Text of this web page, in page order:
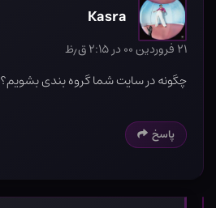
Kasra
۲۱ فروردین ۰۰ در ۲:۱۵ ق٫ظ
چگونه در سایت شما گروه بندی بشویم؟
پاسخ